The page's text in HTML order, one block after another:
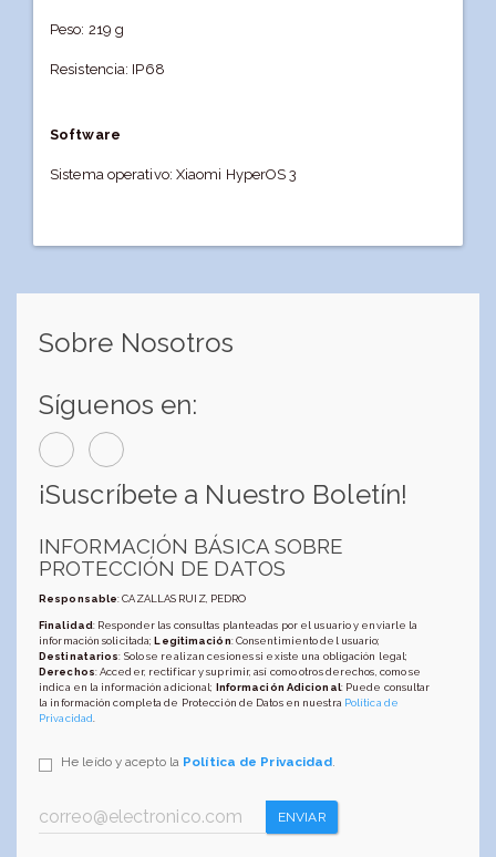
Peso: 219 g
Resistencia: IP68
Software
Sistema operativo: Xiaomi HyperOS 3
Sobre Nosotros
Síguenos en:
¡Suscríbete a Nuestro Boletín!
INFORMACIÓN BÁSICA SOBRE
PROTECCIÓN DE DATOS
Responsable: CAZALLAS RUIZ, PEDRO
Finalidad: Responder las consultas planteadas por el usuario y enviarle la
información solicitada;Legitimación: Consentimiento del usuario;
Destinatarios: Solo se realizan cesiones si existe una obligación legal;
Derechos: Acceder, rectificar y suprimir, así como otros derechos, como se
indica en la información adicional; Información Adicional: Puede consultar
la información completa de Protección de Datos en nuestra Política de
Privacidad
He leído y acepto la Política de Privacidad.
ENVIAR